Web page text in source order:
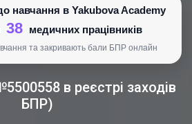
навчання в Yakubova Academy
38 медичних працівників
та закривають бали БПР онлайн
в реєстрі заходів
БПР)